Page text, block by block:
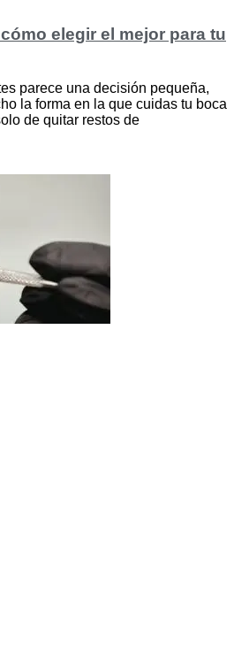
elegir el mejor para tu
parece una decisión pequeña,
la forma en la que cuidas tu boca
de quitar restos de